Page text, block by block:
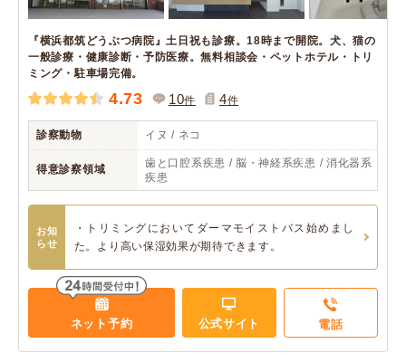
『横浜都筑どうぶつ病院』土日祝も診療。18時まで開院。犬、猫の
一般診療・健康診断・予防医療。無料相談会・ペットホテル・トリ
ミング・駐車場完備。
4.73 10件 4件
診察動物 イヌ / ネコ
得意診察領域
歯と口腔系疾患 / 脳・神経系疾患 / 消化器系
疾患
お知
らせ
・トリミングにおいてダーマモイストバス始めまし
た。より高い保湿効果が期待できます。
ネット予約 公式サイト 電話